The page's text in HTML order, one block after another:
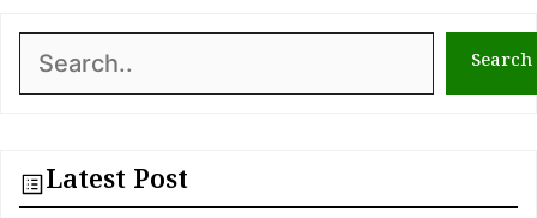
Search Search
Latest Post